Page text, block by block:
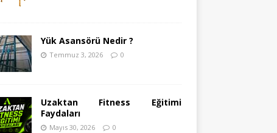
Yük Asansörü Nedir ?
Temmuz 3, 2026 0
Uzaktan Fitness Eğitimi
Faydaları
Mayıs 30, 2026 0